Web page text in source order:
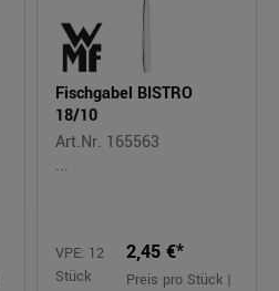
Fischgabel BISTRO
18/10
Art.Nr. 165563
...
VPE: 12
Stück
2,45 €*
Preis pro Stück |